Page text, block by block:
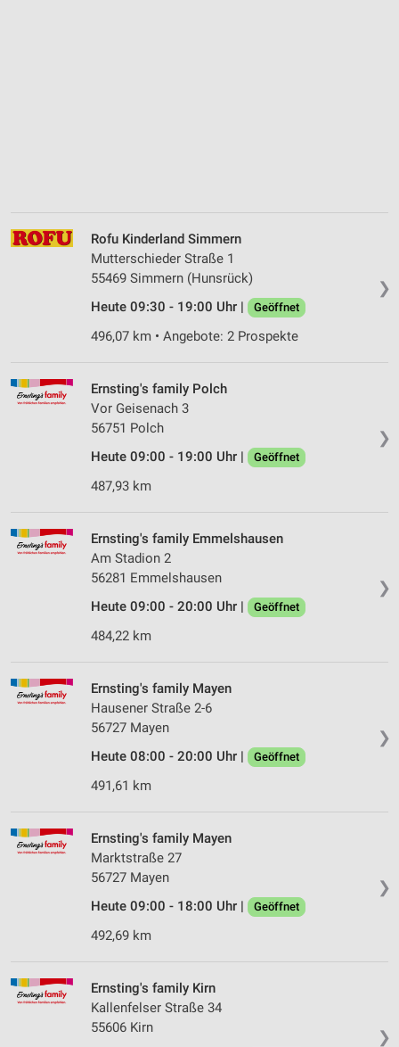
❯
Rofu Kinderland Simmern
Mutterschieder Straße 1
55469 Simmern (Hunsrück)
Heute 09:30 - 19:00 Uhr |
Geöffnet
496,07 km • Angebote: 2 Prospekte
❯
Ernsting's family Polch
Vor Geisenach 3
56751 Polch
Heute 09:00 - 19:00 Uhr |
Geöffnet
487,93 km
❯
Ernsting's family Emmelshausen
Am Stadion 2
56281 Emmelshausen
Heute 09:00 - 20:00 Uhr |
Geöffnet
484,22 km
❯
Ernsting's family Mayen
Hausener Straße 2-6
56727 Mayen
Heute 08:00 - 20:00 Uhr |
Geöffnet
491,61 km
❯
Ernsting's family Mayen
Marktstraße 27
56727 Mayen
Heute 09:00 - 18:00 Uhr |
Geöffnet
492,69 km
❯
Ernsting's family Kirn
Kallenfelser Straße 34
55606 Kirn